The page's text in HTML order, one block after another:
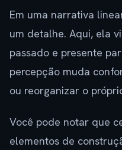
Em uma narrativa
um detalhe. Aqui, ela
passado e presente
percepção muda
ou reorganizar o
Você pode notar que
elementos de